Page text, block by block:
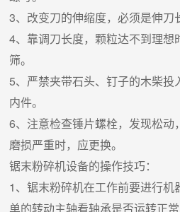
3、改变刀的伸缩度，必须是伸刀
4、靠调刀长度，颗粒达不到理想
筛。
5、严禁夹带石头、钉子的木柴投
内件。
6、注意检查锤片螺栓，发现松
磨损严重时，应更换。
锯末粉碎机设备的操作技巧：
1、锯末粉碎机在工作前要进行机
单的转动主轴看轴承是否运转正